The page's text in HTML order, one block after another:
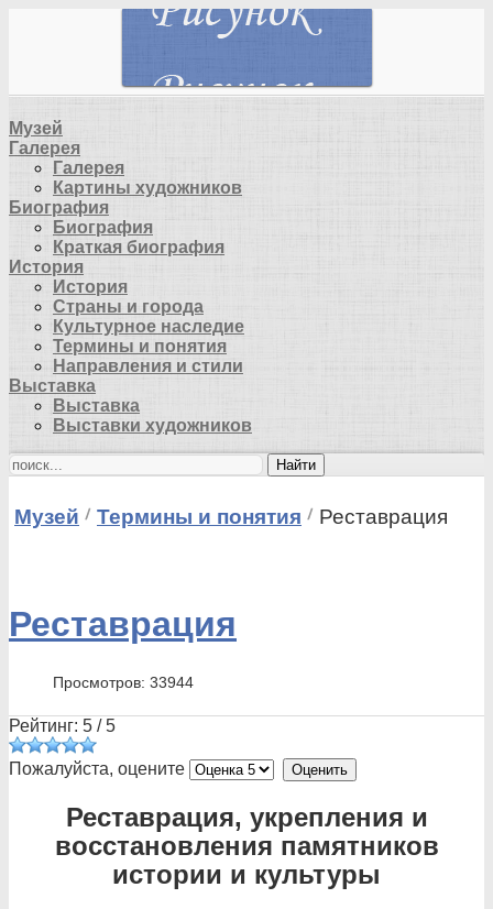
Музей
Галерея
Галерея
Картины художников
Биография
Биография
Краткая биография
История
История
Страны и города
Культурное наследие
Термины и понятия
Направления и стили
Выставка
Выставка
Выставки художников
Найти
Музей Термины и понятия Реставрация
Реставрация
Просмотров: 33944
Рейтинг: 5 /5
Пожалуйста, оцените
Реставрация, укрепления и
восстановления памятников
истории и культуры